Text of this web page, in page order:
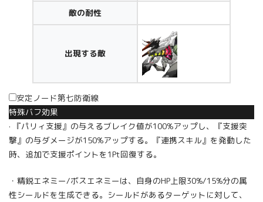
敵の耐性
出現する敵
安定ノード第七防衛線
特殊バフ効果
· 『パリィ支援』の与えるブレイク値が100%アップし、『支援突
撃』の与ダメージが150%アップする。『連携スキル』を発動した
時、追加で支援ポイントを1Pt回復する。
・精鋭エネミー/ボスエネミーは、自身のHP上限30%/15%分の属
性シールドを生成できる。シールドがあるターゲットに対して、